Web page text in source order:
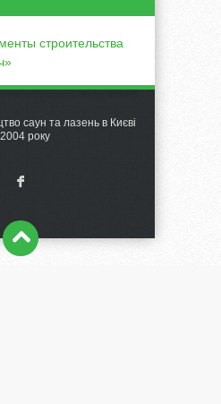
саун та лазень в Києві
року
F